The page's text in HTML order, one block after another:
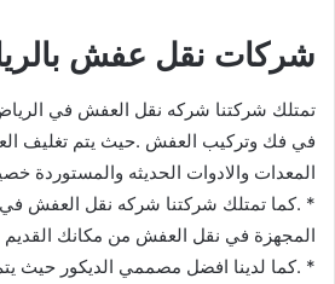
شركات نقل عفش
تمتلك شركتنا شركه نقل العفش في
في فك وتركيب العفش .حيث يتم تغليف
المعدات والادوات الحديثه والمستوردة
* .كما تمتلك شركتنا شركه نقل العفش
المجهزة في نقل العفش من مكانك القديم
* .كما لدينا افضل مصممي الديكور حيث